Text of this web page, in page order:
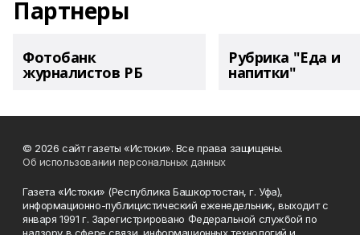
Партнеры
Фотобанк
журналистов РБ
Рубрика "Еда и
напитки"
© 2026 сайт газеты «Истоки». Все права защищены.
Об использовании персональных данных
Газета «Истоки» (Республика Башкортостан, г. Уфа),
информационно-публицистический еженедельник, выходит с
января 1991 г. Зарегистрировано Федеральной службой по